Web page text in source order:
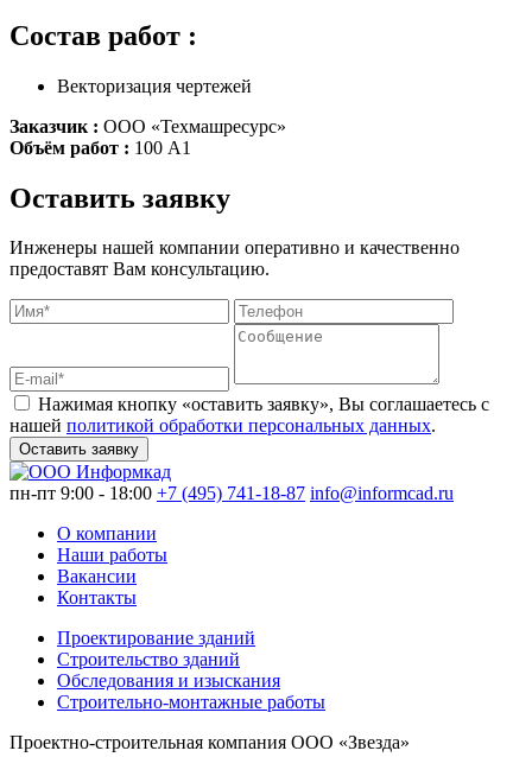
Состав работ :
Векторизация чертежей
Заказчик : ООО «Техмашресурс»
Объём работ : 100 А1
Оставить заявку
Инженеры нашей компании оперативно и качественно
предоставят Вам консультацию.
Нажимая кнопку «оставить заявку», Вы соглашаетесь с
нашей политикой обработки персональных данных.
Оставить заявку
пн-пт 9:00 - 18:00 +7 (495) 741-18-87 info@informcad.ru
О компании
Наши работы
Вакансии
Контакты
Проектирование зданий
Строительство зданий
Обследования и изыскания
Строительно-монтажные работы
Проектно-строительная компания ООО «Звезда»